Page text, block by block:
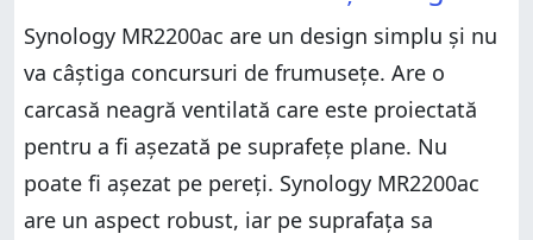
Synology MR2200ac are un design simplu și nu
va câștiga concursuri de frumusețe. Are o
carcasă neagră ventilată care este proiectată
pentru a fi așezată pe suprafețe plane. Nu
poate fi așezat pe pereți. Synology MR2200ac
are un aspect robust, iar pe suprafața sa